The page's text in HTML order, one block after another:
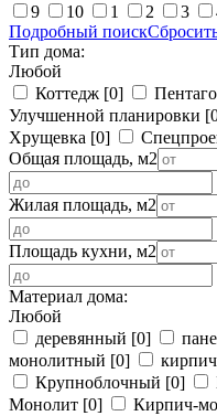
9
10 1 2 3
Подробный поиск
Тип дома:
Любой
Коттедж [0]
Улучшенной планировки
Хрущевка [0]
Общая площадь, м2
Жилая площадь, м2
Площадь кухни, м2
Материал дома:
Любой
деревянный [0]
монолитный [0]
Крупноблочный [0]
Монолит [0] Кирпич-